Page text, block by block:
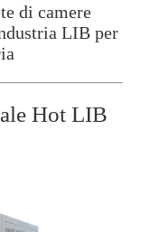
di camere
LIB per
Hot LIB